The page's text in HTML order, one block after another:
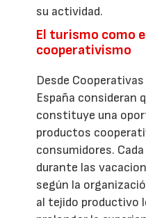
su actividad.
El turismo como
cooperativismo
Desde
España consideran
constituye una
productos
consumidores.
durante las
según la
al tejido productivo